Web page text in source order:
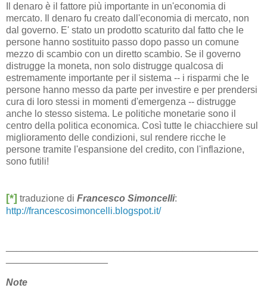
Il denaro è il fattore più importante in un'economia di
mercato. Il denaro fu creato dall'economia di mercato, non
dal governo. E' stato un prodotto scaturito dal fatto che le
persone hanno sostituito passo dopo passo un comune
mezzo di scambio con un diretto scambio. Se il governo
distrugge la moneta, non solo distrugge qualcosa di
estremamente importante per il sistema -- i risparmi che le
persone hanno messo da parte per investire e per prendersi
cura di loro stessi in momenti d'emergenza -- distrugge
anche lo stesso sistema. Le politiche monetarie sono il
centro della politica economica. Così tutte le chiacchiere sul
miglioramento delle condizioni, sul rendere ricche le
persone tramite l'espansione del credito, con l'inflazione,
sono futili!
[*] traduzione di Francesco Simoncelli:
http://francescosimoncelli.blogspot.it/
Note